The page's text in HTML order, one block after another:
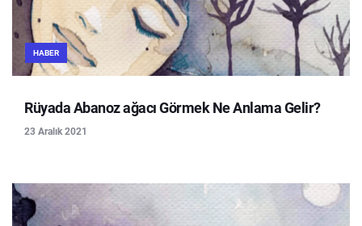
HABER
Rüyada Abanoz ağacı Görmek Ne Anlama Gelir?
23 Aralık 2021